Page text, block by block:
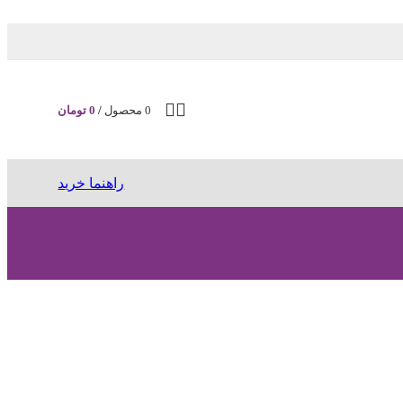
0 محصول /
0 تومان
راهنما خرید